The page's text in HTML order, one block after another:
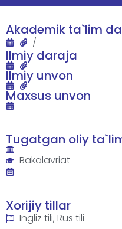
Akademik ta`lim
/
Ilmiy daraja
Ilmiy unvon
Maxsus unvon
Tugatgan oliy
Bakalavriat
Xorijiy tillar
Ingliz tili, Rus tili